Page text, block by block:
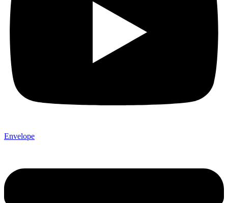
Envelope